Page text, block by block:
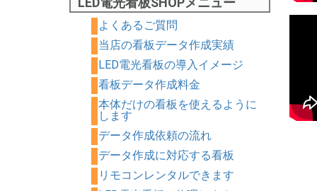
よくあるご質問
当店の看板データ作成実績
LED電光看板の導入イメージ
看板データ作成料金
本体だけの看板を使えるように
します
データ作成依頼の流れ
データ作成に対応する看板
リモコンレンタルできます